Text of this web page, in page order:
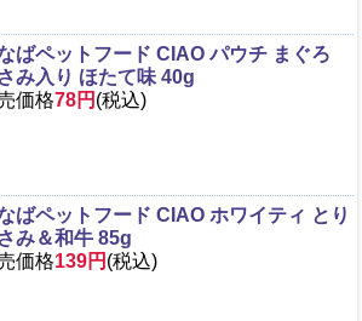
ばペットフード CIAO パウチ まぐろ
み入り ほたて味 40g
価格78円 (税込)
ばペットフード CIAO ホワイティ とり
み＆和牛 85g
価格139円 (税込)